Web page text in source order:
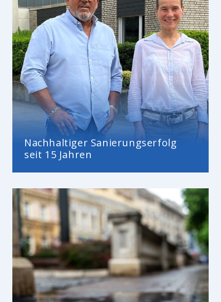
Nachhaltiger Sanierungserfolg
seit 15 Jahren